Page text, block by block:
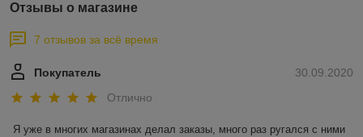
Отзывы о магазине
7 отзывов за всё время
30.09.2020
Покупатель
Отлично
Я уже в многих магазинах делал заказы, много раз ругался с ними